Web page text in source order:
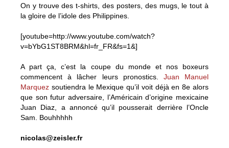
On y trouve des t-shirts, des posters, des mugs, le tout à
la gloire de l’idole des Philippines.
[youtube=http://www.youtube.com/watch?
v=bYbG1ST8BRM&hl=fr_FR&fs=1&]
A part ça, c’est la coupe du monde et nos boxeurs
commencent à lâcher leurs pronostics. Juan Manuel
Marquez soutiendra le Mexique qu’il voit déjà en 8e alors
que son futur adversaire, l’Américain d’origine mexicaine
Juan Diaz, a annoncé qu’il pousserait derrière l’Oncle
Sam. Bouhhhhh
nicolas@zeisler.fr